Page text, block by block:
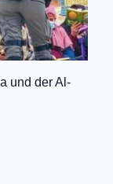
und der Al-